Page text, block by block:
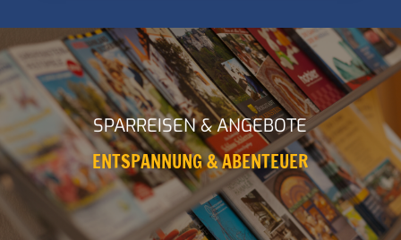
SPARREISEN & ANGEBOTE
ENTSPANNUNG & ABENTEUER